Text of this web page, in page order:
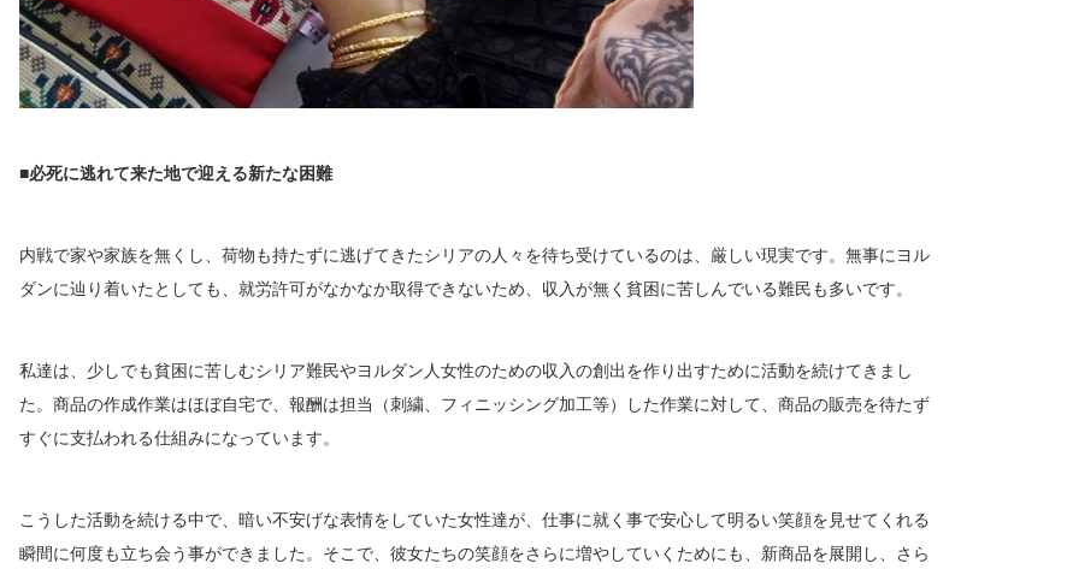
■必死に逃れて来た地で迎える新たな困難
内戦で家や家族を無くし、荷物も持たずに逃げてきたシリアの人々を待ち受けているのは、厳しい現実です。無事にヨル
ダンに辿り着いたとしても、就労許可がなかなか取得できないため、収入が無く貧困に苦しんでいる難民も多いです。
私達は、少しでも貧困に苦しむシリア難民やヨルダン人女性のための収入の創出を作り出すために活動を続けてきまし
た。商品の作成作業はほぼ自宅で、報酬は担当（刺繍、フィニッシング加工等）した作業に対して、商品の販売を待たず
すぐに支払われる仕組みになっています。
こうした活動を続ける中で、暗い不安げな表情をしていた女性達が、仕事に就く事で安心して明るい笑顔を見せてくれる
瞬間に何度も立ち会う事ができました。そこで、彼女たちの笑顔をさらに増やしていくためにも、新商品を展開し、さら